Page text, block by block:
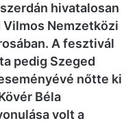
hivatalosan
Nemzetközi
A fesztivál
pedig Szeged
nőtte ki
Béla
volt a